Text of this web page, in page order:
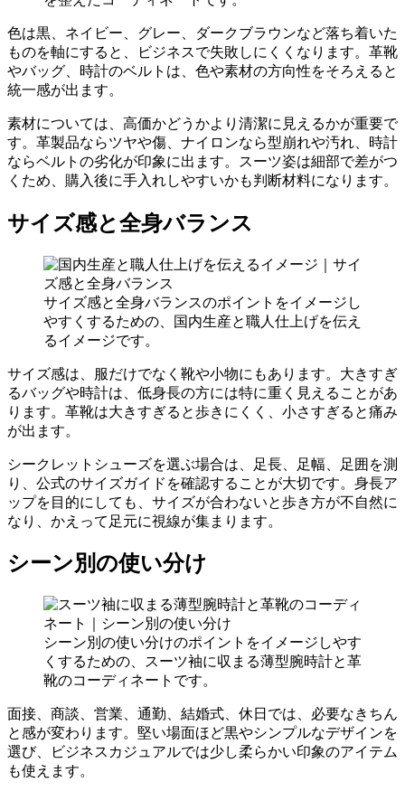
色は黒、ネイビー、グレー、ダークブラウンなど落ち着いた
ものを軸にすると、ビジネスで失敗しにくくなります。革靴
やバッグ、時計のベルトは、色や素材の方向性をそろえると
統一感が出ます。
素材については、高価かどうかより清潔に見えるかが重要で
す。革製品ならツヤや傷、ナイロンなら型崩れや汚れ、時計
ならベルトの劣化が印象に出ます。スーツ姿は細部で差がつ
くため、購入後に手入れしやすいかも判断材料になります。
サイズ感と全身バランス
サイズ感と全身バランスのポイントをイメージし
やすくするための、国内生産と職人仕上げを伝え
るイメージです。
サイズ感は、服だけでなく靴や小物にもあります。大きすぎ
るバッグや時計は、低身長の方には特に重く見えることがあ
ります。革靴は大きすぎると歩きにくく、小さすぎると痛み
が出ます。
シークレットシューズを選ぶ場合は、足長、足幅、足囲を測
り、公式のサイズガイドを確認することが大切です。身長ア
ップを目的にしても、サイズが合わないと歩き方が不自然に
なり、かえって足元に視線が集まります。
シーン別の使い分け
シーン別の使い分けのポイントをイメージしやす
くするための、スーツ袖に収まる薄型腕時計と革
靴のコーディネートです。
面接、商談、営業、通勤、結婚式、休日では、必要なきちん
と感が変わります。堅い場面ほど黒やシンプルなデザインを
選び、ビジネスカジュアルでは少し柔らかい印象のアイテム
も使えます。